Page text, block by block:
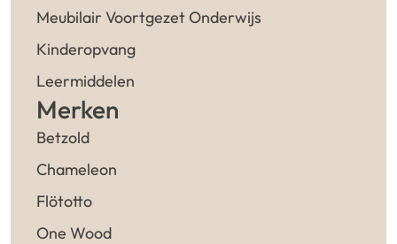
Meubilair Voortgezet Onderwijs
Kinderopvang
Leermiddelen
Merken
Betzold
Chameleon
Flötotto
One Wood